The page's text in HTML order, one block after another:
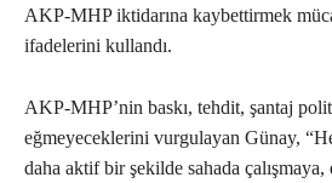
AKP-MHP iktidarına kaybettirmek
ifadelerini kullandı.
AKP-MHP’nin baskı, tehdit, şantaj
eğmeyeceklerini vurgulayan Günay,
daha aktif bir şekilde sahada çalışmaya,